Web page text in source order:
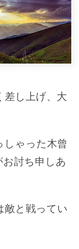
差し上げ、大
しゃった木曾
お討ち申しあ
敵と戦ってい